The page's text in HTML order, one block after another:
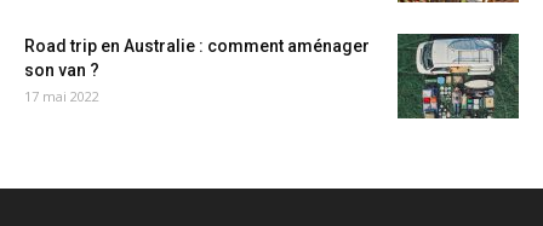
Road trip en Australie : comment aménager
son van ?
17 mai 2022